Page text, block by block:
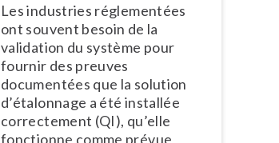
Les industries ré­gle­men­tées
ont souvent besoin de la
validation du système pour
fournir des preuves
documentées que la solution
d’éta­lon­nage a été installée
cor­rec­te­ment (QI), qu’elle
fonctionne comme prévue